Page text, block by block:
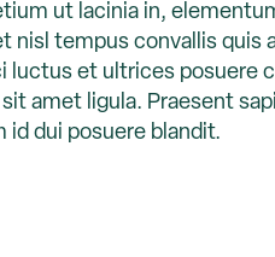
ut lacinia in,
nisl tempus convallis
luctus et ultrices posuere
amet ligula. Praesent
id dui posuere blandit.